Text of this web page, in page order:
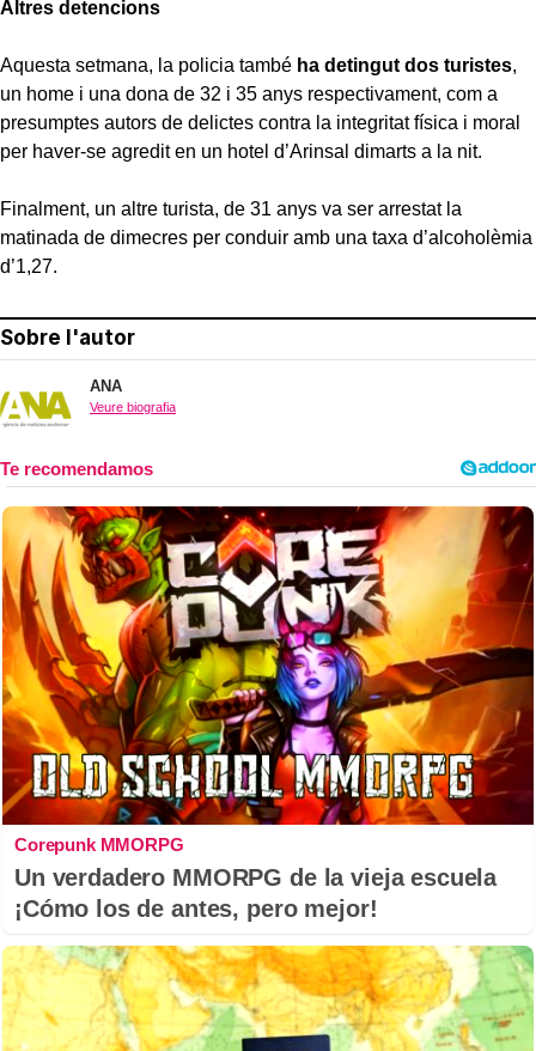
Altres detencions
Aquesta setmana, la policia també ha detingut dos turistes,
un home i una dona de 32 i 35 anys respectivament, com a
presumptes autors de delictes contra la integritat física i moral
per haver-se agredit en un hotel d’Arinsal dimarts a la nit.
Finalment, un altre turista, de 31 anys va ser arrestat la
matinada de dimecres per conduir amb una taxa d’alcoholèmia
d’1,27.
Sobre l'autor
ANA
Veure biografia
Corepunk MMORPG
Un verdadero MMORPG de la vieja escuela
¡Cómo los de antes, pero mejor!